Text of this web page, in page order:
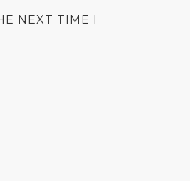
NEXT TIME I